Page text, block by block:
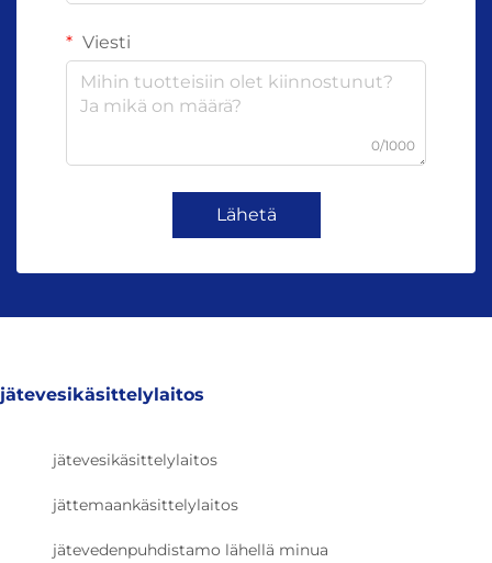
Viesti
0/1000
Lähetä
jätevesikäsittelylaitos
jätevesikäsittelylaitos
jättemaankäsittelylaitos
jätevedenpuhdistamo lähellä minua